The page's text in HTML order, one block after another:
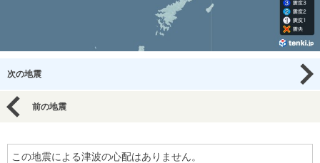
次の地震
前の地震
この地震による津波の心配はありません。